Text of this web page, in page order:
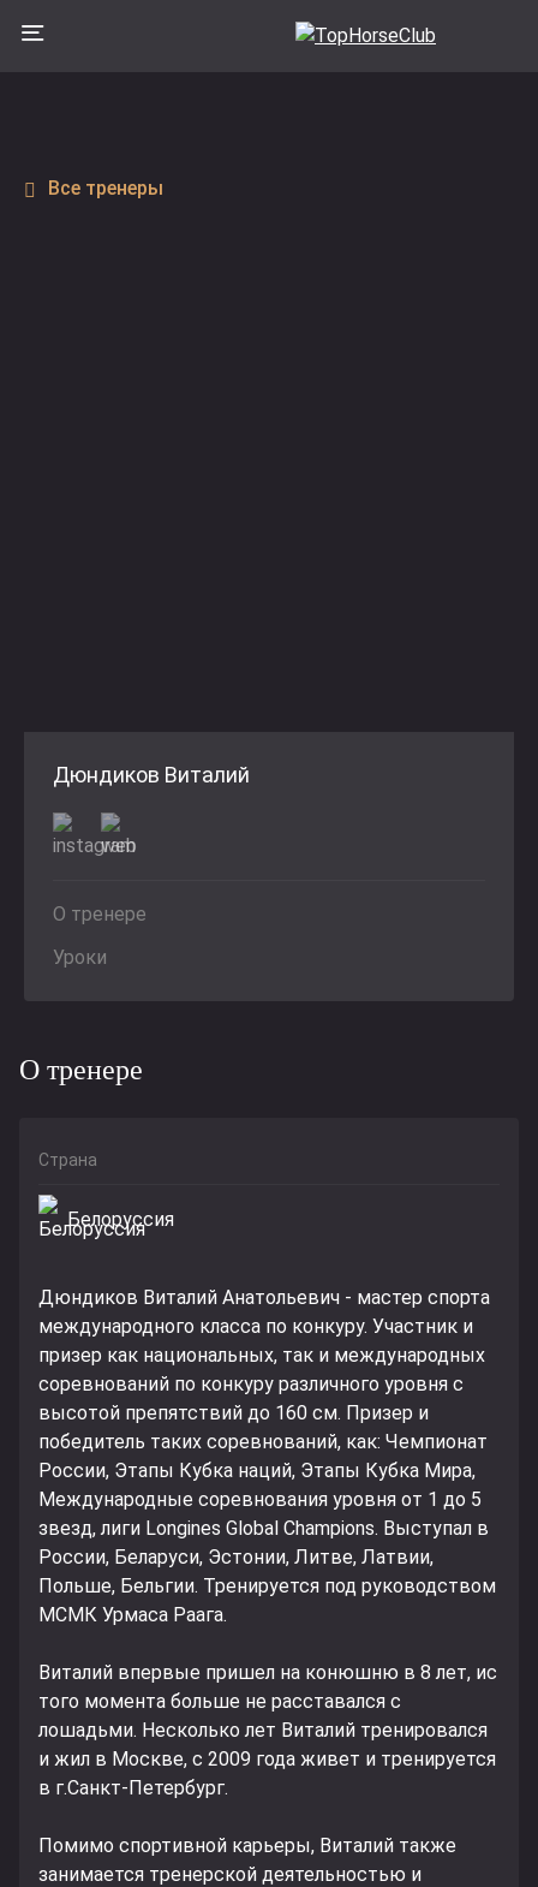
Все тренеры
Дюндиков Виталий
О тренере
Уроки
О тренере
Страна
Белоруссия
Дюндиков Виталий Анатольевич - мастер спорта
международного класса по конкуру. Участник и
призер как национальных, так и международных
соревнований по конкуру различного уровня с
высотой препятствий до 160 см. Призер и
победитель таких соревнований, как: Чемпионат
России, Этапы Кубка наций, Этапы Кубка Мира,
Международные соревнования уровня от 1 до 5
звезд, лиги Longines Global Champions. Выступал в
России, Беларуси, Эстонии, Литве, Латвии,
Польше, Бельгии. Тренируется под руководством
МСМК Урмаса Раага.
Виталий впервые пришел на конюшню в 8 лет, ис
того момента больше не расставался с
лошадьми. Несколько лет Виталий тренировался
и жил в Москве, с 2009 года живет и тренируется
в г.Санкт-Петербург.
Помимо спортивной карьеры, Виталий также
занимается тренерской деятельностью и